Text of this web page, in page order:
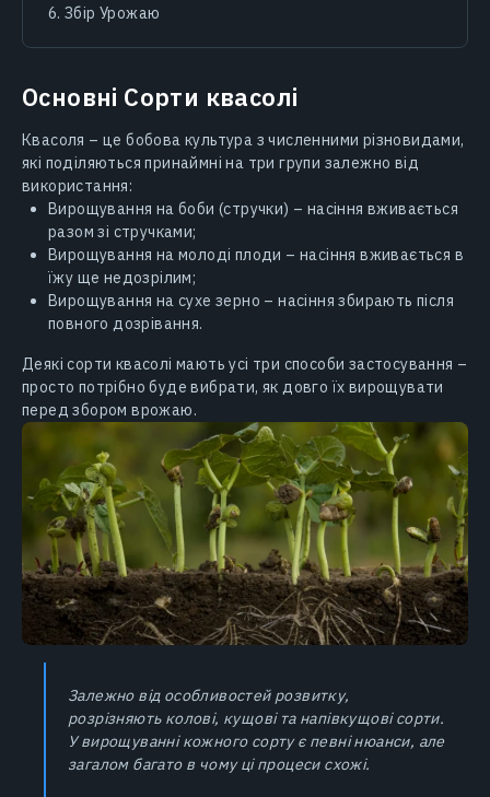
Збір Урожаю
Основні Сорти квасолі
Квасоля – це бобова культура з численними різновидами,
які поділяються принаймні на три групи залежно від
використання:
Вирощування на боби (стручки) – насіння вживається
разом зі стручками;
Вирощування на молоді плоди – насіння вживається в
їжу ще недозрілим;
Вирощування на сухе зерно – насіння збирають після
повного дозрівання.
Деякі сорти квасолі мають усі три способи застосування –
просто потрібно буде вибрати, як довго їх вирощувати
перед збором врожаю.
Залежно від особливостей розвитку,
розрізняють колові, кущові та напівкущові сорти.
У вирощуванні кожного сорту є певні нюанси, але
загалом багато в чому ці процеси схожі.